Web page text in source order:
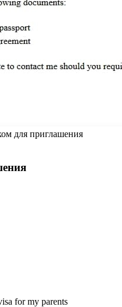
для приглашения
for my parents